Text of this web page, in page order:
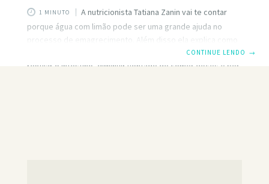
1 MINUTO
A nutricionista Tatiana Zanin vai te contar
porque água com limão pode ser uma grande ajuda no
processo de emagrecimento. Além disso ela explica como
e quando tomar água com limão para diminuir o apetite,
regular o intestino, diminuir vontade de comer doces e por
CONTINUE LENDO →